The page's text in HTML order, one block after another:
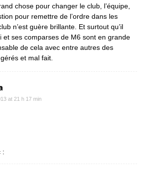
chose pour changer le club, l’équipe,
pour remettre de l’ordre dans les
n’est guère brillante. Et surtout qu’il
et ses comparses de M6 sont en grande
de cela avec entre autres des
et mal fait.
at 21 h 17 min
: